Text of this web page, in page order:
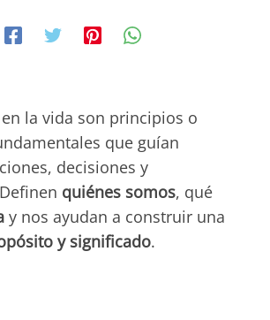
la vida son principios o
que guían
decisiones y
quiénes somos, qué
y nos ayudan a construir una
y significado.